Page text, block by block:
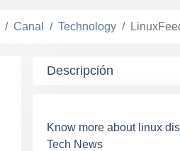
Canal Technology
Descripción
Know more about linux
Tech News